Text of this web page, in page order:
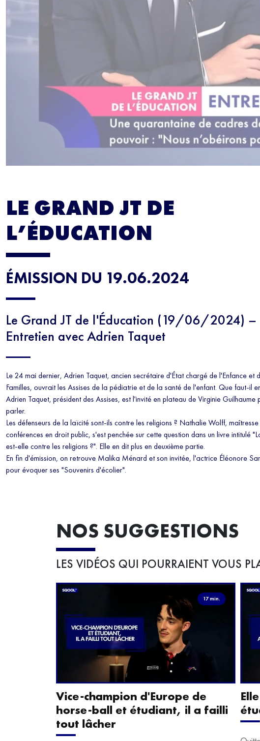
LE GRAND JT DE
L’ÉDUCATION
ÉMISSION DU 19.06.2024
Le Grand JT de l'Éducation (19/06/2024) –
Entretien avec Adrien Taquet
Le 24 mai dernier, Adrien Taquet, ancien secrétaire d'État chargé de l'Enfance et
Familles, ouvrait les Assises de la pédiatrie et de la santé de l'enfant. Que faut-il
Adrien Taquet, président des Assises, est l'invité en plateau de Virginie Guilhaume
parler.
Les défenseurs de la laïcité sont-ils contre les religions ? Nathalie Wolff,
conférences en droit public, s'est penchée sur cette question dans un livre intitulé
est-elle contre les religions ?". Elle en dit plus en deuxième partie.
En fin d'émission, on retrouve Malika Ménard et son invitée, l'actrice Éléonore
pour évoquer ses "Souvenirs d'écolier".
NOS SUGGESTIONS
LES VIDÉOS QUI POURRAIENT VOUS
17 min.
Vice-champion d'Europe de
horse-ball et étudiant, il a failli
tout lâcher